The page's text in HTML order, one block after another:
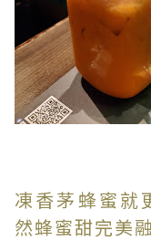
凍香茅蜂蜜就
然蜂蜜甜完美